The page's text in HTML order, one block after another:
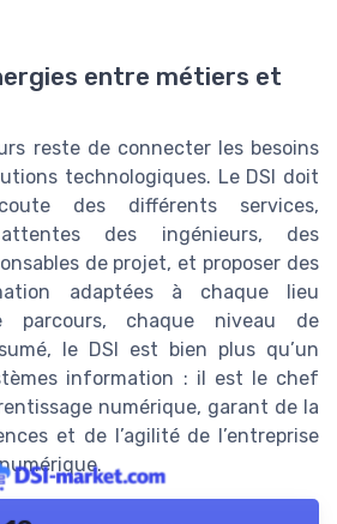
entre métiers et
reste de connecter les besoins
technologiques. Le DSI doit
des différents services,
des ingénieurs, des
de projet, et proposer des
adaptées à chaque lieu
parcours, chaque niveau de
le DSI est bien plus qu’un
information : il est le chef
numérique, garant de la
et de l’agilité de l’entreprise